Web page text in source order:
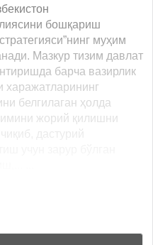
бошқариш
муҳим
Мазкур тизим давлат
барча вазирлик
харажатларининг
белгилаган ҳолда
жорий қилишни